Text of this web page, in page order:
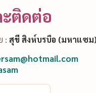
ะติดต่อ
: สุขี สิงห์บรบือ (มหาแซม)